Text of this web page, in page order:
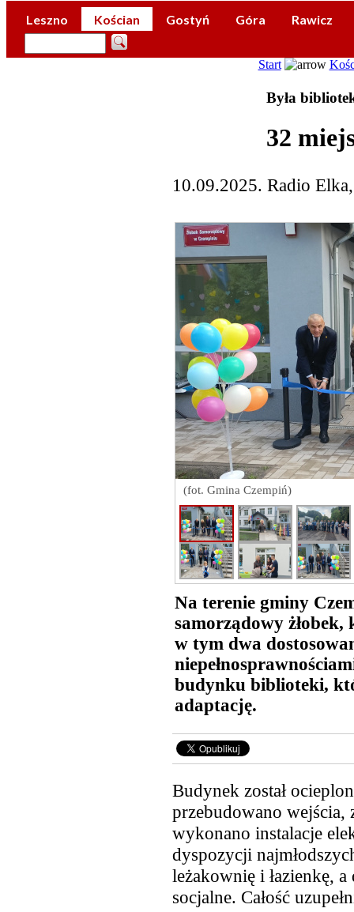
Leszno Kościan Gostyń Góra Rawicz
Start
Była
32
10.09.2025. Radio
(fot. Gmina Czempiń)
Na terenie gminy
samorządowy
w tym dwa
budynku biblioteki,
adaptację.
Budynek został
przebudowano wejścia,
wykonano instalacje
dyspozycji
leżakownię i łazienkę,
socjalne. Całość